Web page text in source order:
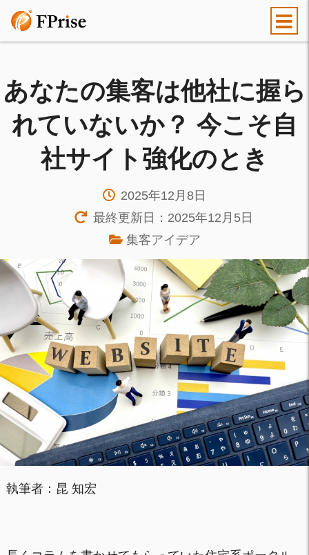
あなたの集客は他社に握ら
れていないか？ 今こそ自
社サイト強化のとき
2025年12月8日
最終更新日：2025年12月5日
集客アイデア
執筆者：昆 知宏